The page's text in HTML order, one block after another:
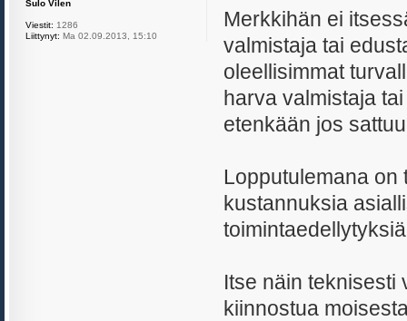
Merkkihän ei
valmistaja tai
oleellisimmat
harva valmistaja
etenkään jos
Lopputulemana
kustannuksia
Itse näin teknisesti
kiinnostua
Sulo Vilen
Viestit: 1286
Liittynyt: Ma 02.09.2013, 15:10